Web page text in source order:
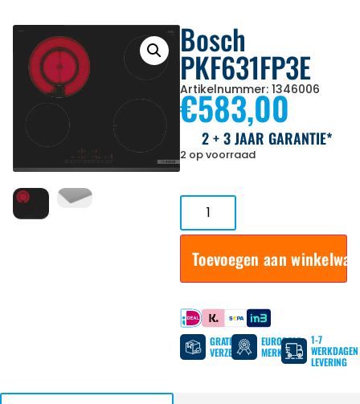
Bosch
PKF631FP3E
Artikelnummer: 1346006
€583,00
2 + 3 JAAR GARANTIE*
2 op voorraad
Toevoegen aan
Betaal met
GRATIS
VERZENDING
EUROPESE
MERKEN
1-7
WERKDAGEN
LEVERING